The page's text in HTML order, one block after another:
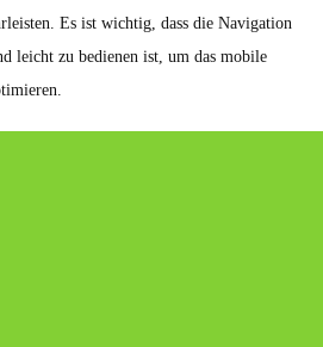
Es ist wichtig, dass die Navigation
leicht zu bedienen ist, um das mobile